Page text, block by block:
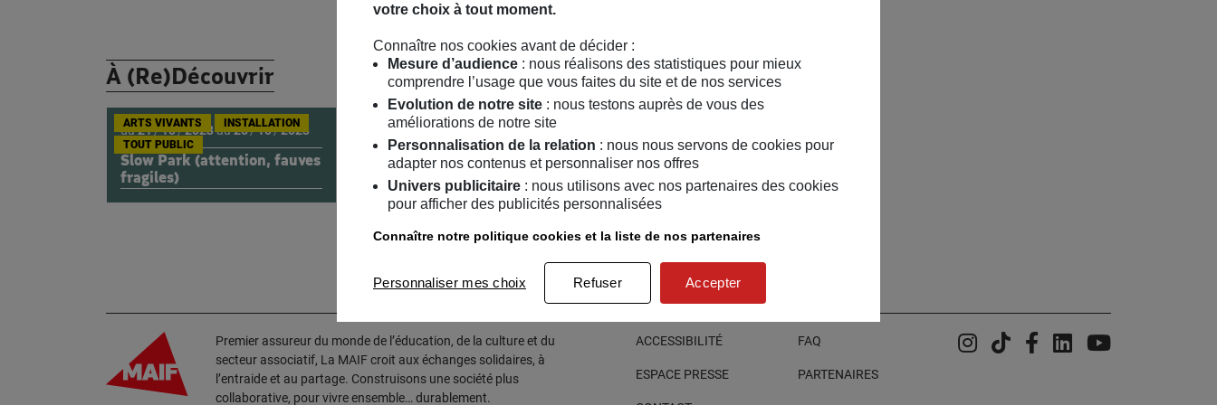
À (Re)Découvrir
Slow Park (attention, fauves
fragiles)
du21/10/2023au25/10/2023
ARTS VIVANTS
INSTALLATION
TOUT PUBLIC
Premier assureur du monde de l’éducation, de la culture et du
secteur associatif, La MAIF croit aux échanges solidaires, à
l’entraide et au partage. Construisons une société plus
collaborative, pour vivre ensemble… durablement.
ACCESSIBILITÉ
ESPACE PRESSE
FAQ
PARTENAIRES
Instagram
TiktokFacebook
LinkedinYouTube
votre choix à tout moment.
Connaître nos cookies avant de décider :
Mesure d’audience : nous réalisons des statistiques pour mieux
comprendre l’usage que vous faites du site et de nos services
Evolution de notre site : nous testons auprès de vous des
améliorations de notre site
Personnalisation de la relation : nous nous servons de cookies pour
adapter nos contenus et personnaliser nos offres
Univers publicitaire : nous utilisons avec nos partenaires des cookies
pour afficher des publicités personnalisées
Connaître notre politique cookies et la liste de nos partenaires
Personnaliser mes choix Refuser Accepter